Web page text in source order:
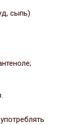
сыпь)